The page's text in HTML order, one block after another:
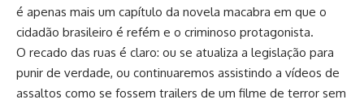
é apenas mais um capítulo da novela macabra em que o
cidadão brasileiro é refém e o criminoso protagonista.
O recado das ruas é claro: ou se atualiza a legislação para
punir de verdade, ou continuaremos assistindo a vídeos de
assaltos como se fossem trailers de um filme de terror sem